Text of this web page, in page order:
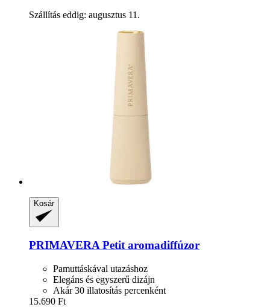
Szállítás eddig: augusztus 11.
Kosár
PRIMAVERA Petit aromadiffúzor
Pamuttáskával utazáshoz
Elegáns és egyszerű dizájn
Akár 30 illatosítás percenként
15.690 Ft